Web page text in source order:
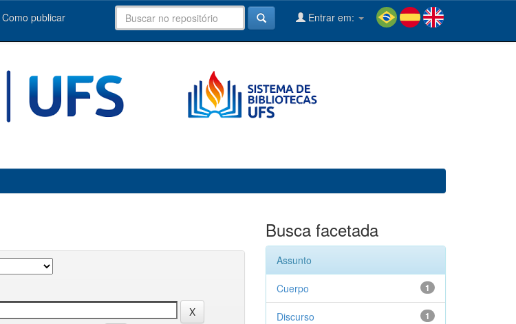
Como publicar Entrar em:
Busca facetada
Assunto
1
Cuerpo
1
Discurso